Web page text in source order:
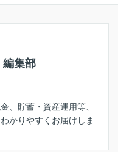
編集部
、貯蓄・資産運用等、
かりやすくお届けしま